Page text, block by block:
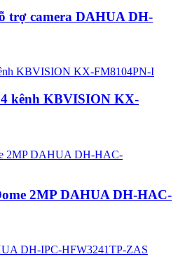
trợ camera DAHUA DH-
kênh KBVISION KX-
2MP DAHUA DH-HAC-